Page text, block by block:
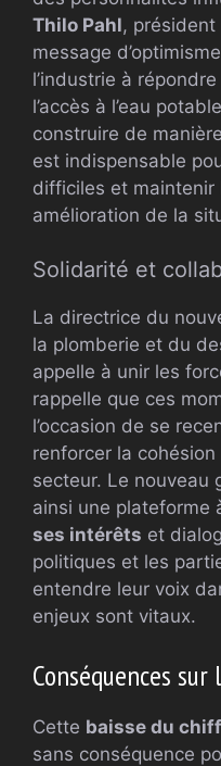
Thilo Pahl,
message
l’industrie à répondre
l’accès à l’eau
construire de
est indispensable
difficiles et maintenir
amélioration de la
Solidarité et
La directrice du
la plomberie et du
appelle à unir les
rappelle que ces
l’occasion de se
renforcer la
secteur. Le nouveau
ainsi une plateforme
ses intérêts et
politiques et les
entendre leur voix
enjeux sont vitaux.
Conséquences sur
Cette baisse du
sans conséquence